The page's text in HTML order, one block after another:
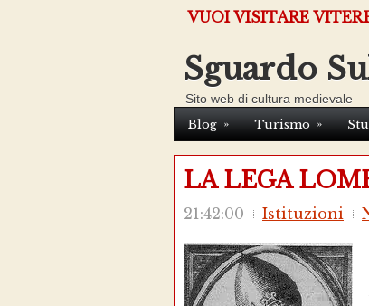
VUOI VISITARE
Sguardo
Sito web di cultura medievale
Blog » Turismo »
LA LEGA
21:42:00 Istituzioni